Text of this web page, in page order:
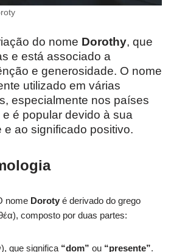
do nome Dorothy, que
e está associado a
e generosidade. O nome
utilizado em várias
especialmente nos países
é popular devido à sua
ao significado positivo.
nome Doroty é derivado do grego
composto por duas partes:
que significa “dom” ou “presente”.